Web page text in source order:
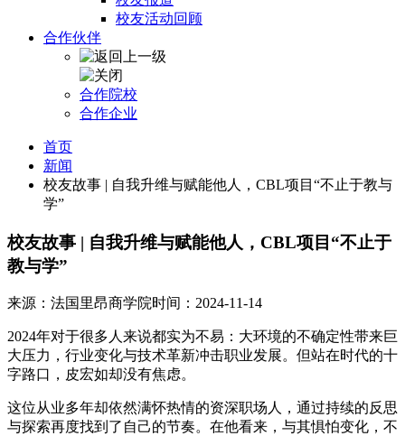
校友活动回顾
合作伙伴
合作院校
合作企业
首页
新闻
校友故事 | 自我升维与赋能他人，CBL项目“不止于教与
学”
校友故事 | 自我升维与赋能他人，CBL项目“不止于
教与学”
来源：法国里昂商学院时间：2024-11-14
2024年对于很多人来说都实为不易：大环境的不确定性带来巨
大压力，行业变化与技术革新冲击职业发展。但站在时代的十
字路口，皮宏如却没有焦虑。
这位从业多年却依然满怀热情的资深职场人，通过持续的反思
与探索再度找到了自己的节奏。在他看来，与其惧怕变化，不